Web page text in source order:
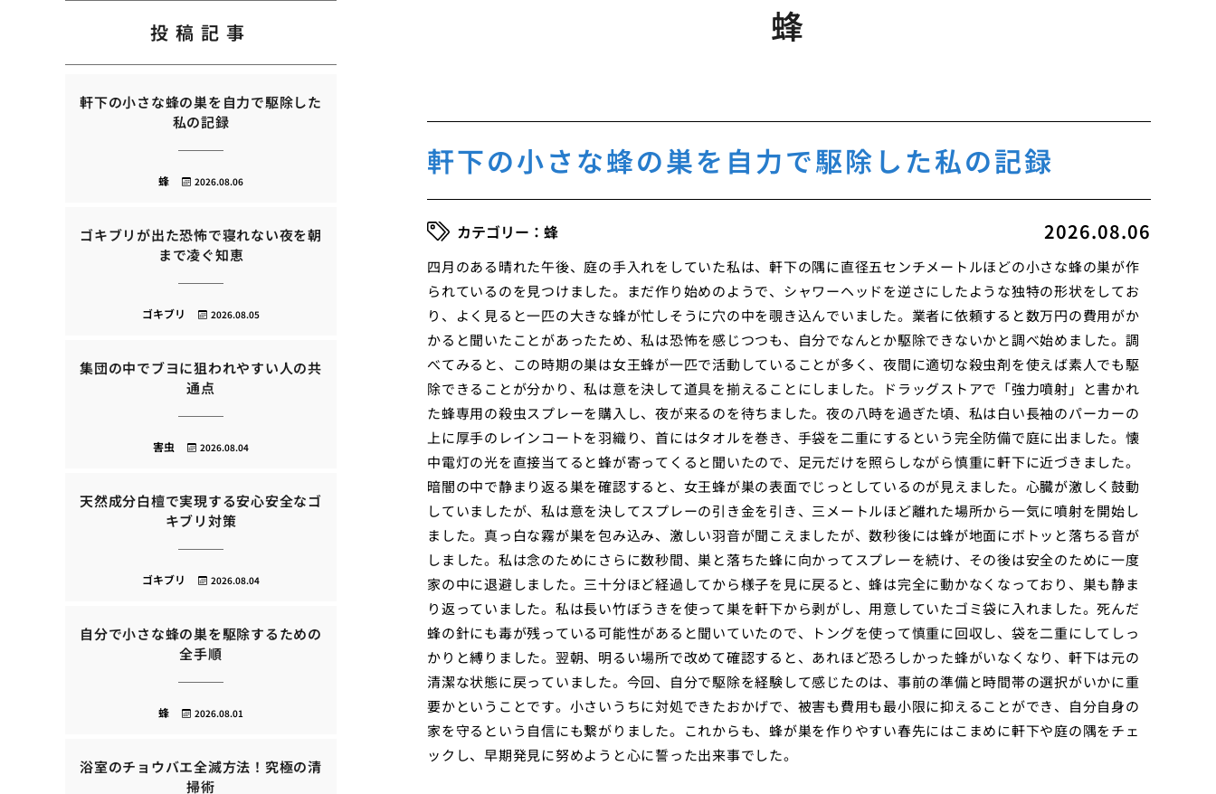
蜂
軒下の小さな蜂の巣を自力で駆除した私の記録
2026.08.06
蜂
四月のある晴れた午後、庭の手入れをしていた私は、軒下の隅に直径五センチメートルほどの小さな蜂の巣が作
られているのを見つけました。まだ作り始めのようで、シャワーヘッドを逆さにしたような独特の形状をしてお
り、よく見ると一匹の大きな蜂が忙しそうに穴の中を覗き込んでいました。業者に依頼すると数万円の費用がか
かると聞いたことがあったため、私は恐怖を感じつつも、自分でなんとか駆除できないかと調べ始めました。調
べてみると、この時期の巣は女王蜂が一匹で活動していることが多く、夜間に適切な殺虫剤を使えば素人でも駆
除できることが分かり、私は意を決して道具を揃えることにしました。ドラッグストアで「強力噴射」と書かれ
た蜂専用の殺虫スプレーを購入し、夜が来るのを待ちました。夜の八時を過ぎた頃、私は白い長袖のパーカーの
上に厚手のレインコートを羽織り、首にはタオルを巻き、手袋を二重にするという完全防備で庭に出ました。懐
中電灯の光を直接当てると蜂が寄ってくると聞いたので、足元だけを照らしながら慎重に軒下に近づきました。
暗闇の中で静まり返る巣を確認すると、女王蜂が巣の表面でじっとしているのが見えました。心臓が激しく鼓動
していましたが、私は意を決してスプレーの引き金を引き、三メートルほど離れた場所から一気に噴射を開始し
ました。真っ白な霧が巣を包み込み、激しい羽音が聞こえましたが、数秒後には蜂が地面にボトッと落ちる音が
しました。私は念のためにさらに数秒間、巣と落ちた蜂に向かってスプレーを続け、その後は安全のために一度
家の中に退避しました。三十分ほど経過してから様子を見に戻ると、蜂は完全に動かなくなっており、巣も静ま
り返っていました。私は長い竹ぼうきを使って巣を軒下から剥がし、用意していたゴミ袋に入れました。死んだ
蜂の針にも毒が残っている可能性があると聞いていたので、トングを使って慎重に回収し、袋を二重にしてしっ
かりと縛りました。翌朝、明るい場所で改めて確認すると、あれほど恐ろしかった蜂がいなくなり、軒下は元の
清潔な状態に戻っていました。今回、自分で駆除を経験して感じたのは、事前の準備と時間帯の選択がいかに重
要かということです。小さいうちに対処できたおかげで、被害も費用も最小限に抑えることができ、自分自身の
家を守るという自信にも繋がりました。これからも、蜂が巣を作りやすい春先にはこまめに軒下や庭の隅をチェ
ックし、早期発見に努めようと心に誓った出来事でした。
投稿記事
軒下の小さな蜂の巣を自力で駆除した
私の記録
2026.08.06
蜂
ゴキブリが出た恐怖で寝れない夜を朝
まで凌ぐ知恵
2026.08.05
ゴキブリ
集団の中でブヨに狙われやすい人の共
通点
2026.08.04
害虫
天然成分白檀で実現する安心安全なゴ
キブリ対策
2026.08.04
ゴキブリ
自分で小さな蜂の巣を駆除するための
全手順
2026.08.01
蜂
浴室のチョウバエ全滅方法！究極の清
掃術